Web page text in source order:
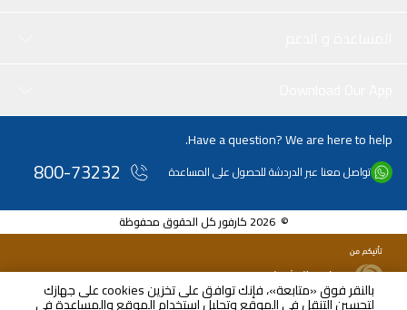
بالنقر فوق «متابعة»، فإنك توافق على تخزين cookies على جهازك
لتحسين التنقل في الموقع وتحليل استخدام الموقع والمساعدة في
Have a question? We are here to help.
تواصل معنا عبر الدردشة للحصول على المساعدة 800-73232
© 2026 كارفور كل الحقوق محفوظة